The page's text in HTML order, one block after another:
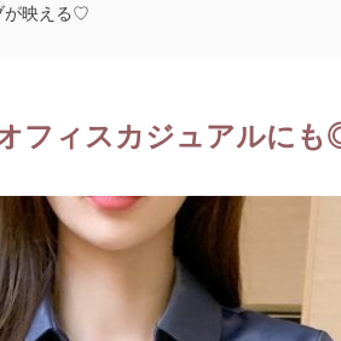
が映える♡
フィスカジュアルに